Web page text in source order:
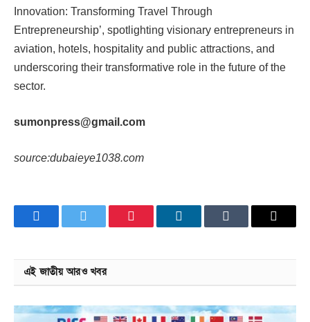
Innovation: Transforming Travel Through
Entrepreneurship’, spotlighting visionary entrepreneurs in
aviation, hotels, hospitality and public attractions, and
underscoring their transformative role in the future of the
sector.
sumonpress@gmail.com
source:dubaieye1038.com
FacebookTwitter PinterestLinkedInTumblr Email
এই জাতীয় আরও খবর